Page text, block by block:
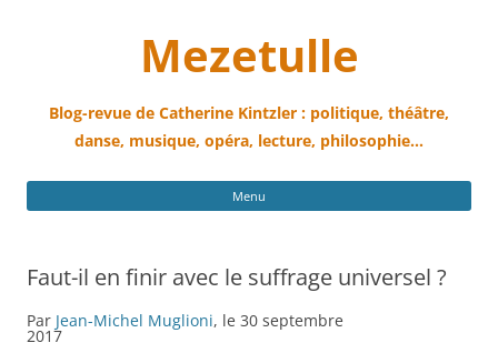
Mezetulle
Blog-revue de Catherine Kintzler : politique, théâtre,
danse, musique, opéra, lecture, philosophie…
Menu
Faut-il en finir avec le suffrage universel ?
Par Jean-Michel Muglioni, le 30 septembre
2017